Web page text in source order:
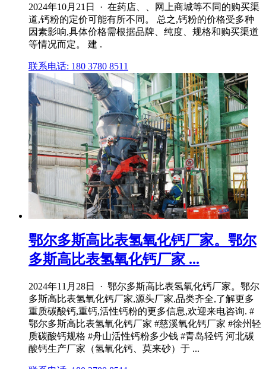
2024年10月21日 · 在药店、、网上商城等不同的购买渠
道,钙粉的定价可能有所不同。 总之,钙粉的价格受多种
因素影响,具体价格需根据品牌、纯度、规格和购买渠道
等情况而定。 建 .
联系电话: 180 3780 8511
鄂尔多斯高比表氢氧化钙厂家。鄂尔
多斯高比表氢氧化钙厂家 ...
2024年11月28日 · 鄂尔多斯高比表氢氧化钙厂家。鄂尔
多斯高比表氢氧化钙厂家,源头厂家,品类齐全,了解更多
重质碳酸钙,重钙,活性钙粉的更多信息,欢迎来电咨询. #
鄂尔多斯高比表氢氧化钙厂家 #慈溪氧化钙厂家 #徐州轻
质碳酸钙规格 #舟山活性钙粉多少钱 #青岛轻钙 河北碳
酸钙生产厂家（氢氧化钙、莫来砂）于 ...